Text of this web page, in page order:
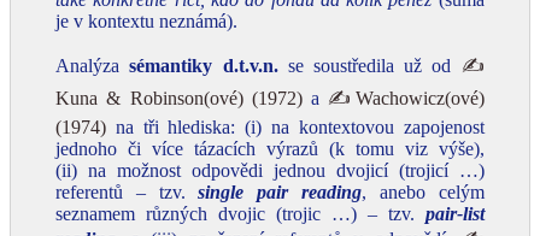
je v kontextu neznámá).
Analýzasémantiky d.t.v.n.se soustředila už od ✍
Kuna & Robinson(ové) (1972)a ✍Wachowicz(ové)
(1974) na tři hlediska: (i) na kontextovou zapojenost
jednoho či více tázacích výrazů (k tomu viz výše),
(ii) na možnost odpovědi jednou dvojicí (trojicí …)
referentů – tzv.single pair reading, anebo celým
seznamem různých dvojic (trojic …) – tzv. pair-list